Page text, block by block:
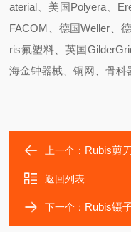
aterial、美国Polyera、
FACOM、德国Weller、
ris氟塑料、英国
海金钟器械、铜网、骨科
上一个： Rubis剪
返回列表
下一个： Rubis镊